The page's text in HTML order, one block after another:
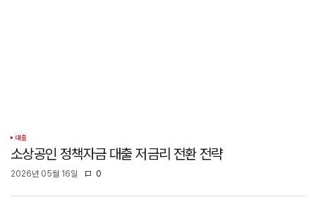
대출
소상공인 정책자금 대출 저금리 전환 전략
2026년 05월 16일 0